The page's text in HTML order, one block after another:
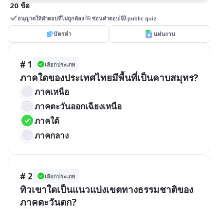
20 ข้อ
อนุญาตให้คำตอบที่ไม่ถูกต้อง ซ่อนคำตอบ public quiz
บัตรคำ แผ่นงาน
# 1 เลือกประเภท
ภาคใดของประเทศไทยมีพื้นที่เป็นคาบสมุทร?
ภาคเหนือ
ภาคตะวันออกเฉียงเหนือ
ภาคใต้
ภาคกลาง
# 2 เลือกประเภท
ทิวเขาใดเป็นแนวแบ่งเขตทางธรรมชาติของ
ภาคตะวันตก?